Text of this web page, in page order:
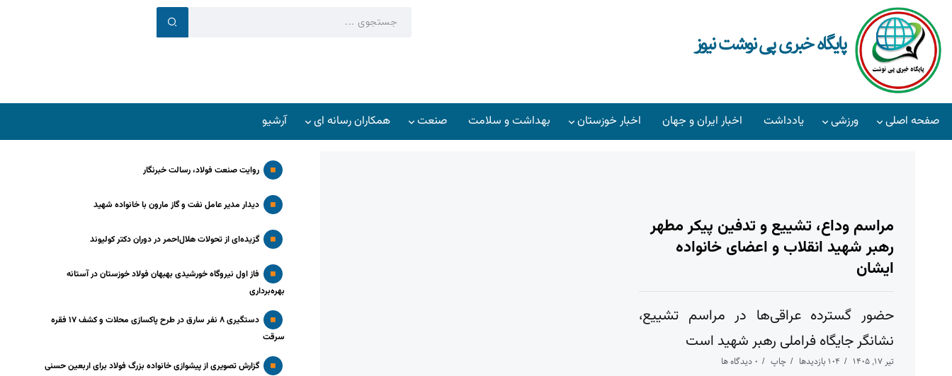
پایگاه خبری پی نوشت نیوز
صفحه اصلی ورزشی یادداشت اخبار ایران و جهان اخبار خوزستان بهداشت و سلامت صنعت همکاران رسانه ای آرشیو
مراسم وداع، تشییع و تدفین پیکر مطهر
رهبر شهید انقلاب و اعضای خانواده
ایشان
حضور گسترده عراقی‌ها در مراسم تشییع،
نشانگر جایگاه فراملی رهبر شهید است
تیر ۱۷, ۱۴۰۵ 104 بازدیدها چاپ 0 دیدگاه ها
روایت صنعت فولاد،‌ رسالت خبرنگار
دیدار مدیر عامل نفت و گاز مارون با خانواده شهید
گزیده‌ای از تحولات هلال‌احمر در دوران دکتر کولیوند
فاز اول نیروگاه خورشیدی بهبهان فولاد خوزستان در آستانه
بهره‌برداری
دستگیری ۸ نفر سارق در طرح پاکسازی محلات و کشف ۱۷ فقره
سرقت
گزارش تصویری از پیشوازی خانواده بزرگ فولاد برای اربعین حسنی